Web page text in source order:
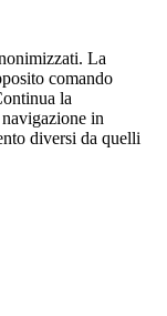
La
comando
la
in
diversi da quelli